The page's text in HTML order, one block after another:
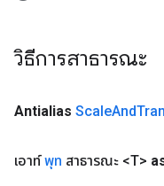
วิธีการสาธารณะ
Antialias ScaleAnd
เอาท์พุท สาธารณะ <T>